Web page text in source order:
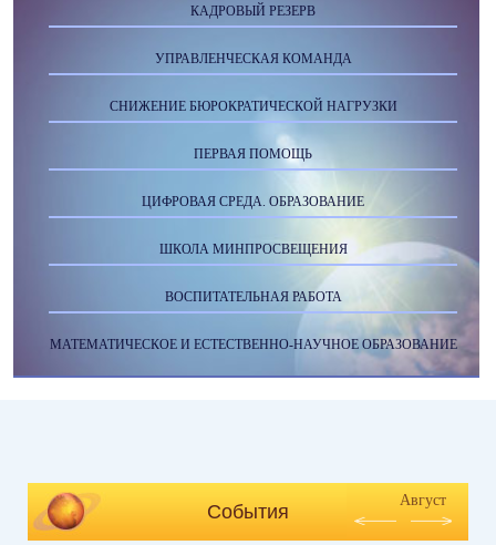
КАДРОВЫЙ РЕЗЕРВ
УПРАВЛЕНЧЕСКАЯ КОМАНДА
СНИЖЕНИЕ БЮРОКРАТИЧЕСКОЙ НАГРУЗКИ
ПЕРВАЯ ПОМОЩЬ
ЦИФРОВАЯ СРЕДА. ОБРАЗОВАНИЕ
ШКОЛА МИНПРОСВЕЩЕНИЯ
ВОСПИТАТЕЛЬНАЯ РАБОТА
МАТЕМАТИЧЕСКОЕ И ЕСТЕСТВЕННО-НАУЧНОЕ ОБРАЗОВАНИЕ
События
Август